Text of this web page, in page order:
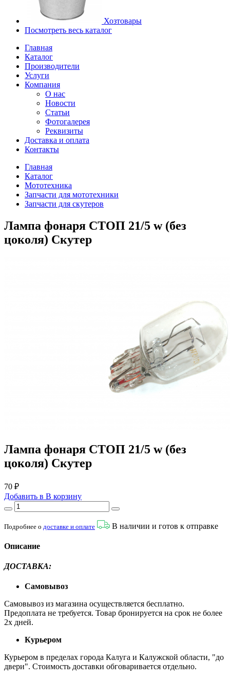
Хозтовары
Посмотреть весь каталог
Главная
Каталог
Производители
Услуги
Компания
О нас
Новости
Статьи
Фотогалерея
Реквизиты
Доставка и оплата
Контакты
Главная
Каталог
Мототехника
Запчасти для мототехники
Запчасти для скутеров
Лампа фонаря СТОП 21/5 w (без
цоколя) Скутер
Лампа фонаря СТОП 21/5 w (без
цоколя) Скутер
70 ₽
Добавить в В корзину
Подробнее о доставке и оплате В наличии и готов к отправке
Описание
ДОСТАВКА:
Самовывоз
Самовывоз из магазина осуществляется бесплатно.
Предоплата не требуется. Товар бронируется на срок не более
2х дней.
Курьером
Курьером в пределах города Калуга и Калужской области, "до
двери". Стоимость доставки обговаривается отдельно.